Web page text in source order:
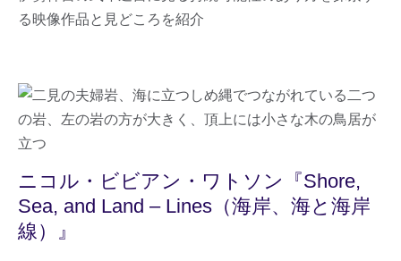
る映像作品と見どころを紹介
ニコル・ビビアン・ワトソン『Shore,
Sea, and Land – Lines（海岸、海と海岸
線）』